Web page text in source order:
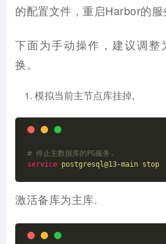
的配置文件，重启Harbor的服
下面为手动操作，建议调整
换。
模拟当前主节点库挂掉,
# 停止主数据库的PG服务.
service postgresql@13-main stop
激活备库为主库.